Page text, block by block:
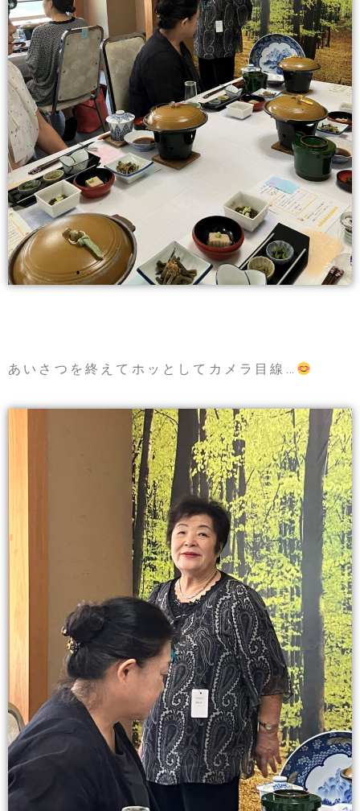
あいさつを終えてホッとしてカメラ目線…